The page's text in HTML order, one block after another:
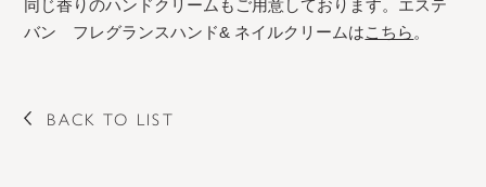
同じ香りのハンドクリームもご用意しております。エステ
バン フレグランスハンド& ネイルクリームはこちら 。
BACK TO LIST